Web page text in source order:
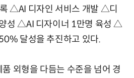
△AI 디자인 서비스 개발 △디
성 △AI 디자이너 1만명 육성 △
달성을 추진하고 있다.
외형을 다듬는 수준을 넘어 경